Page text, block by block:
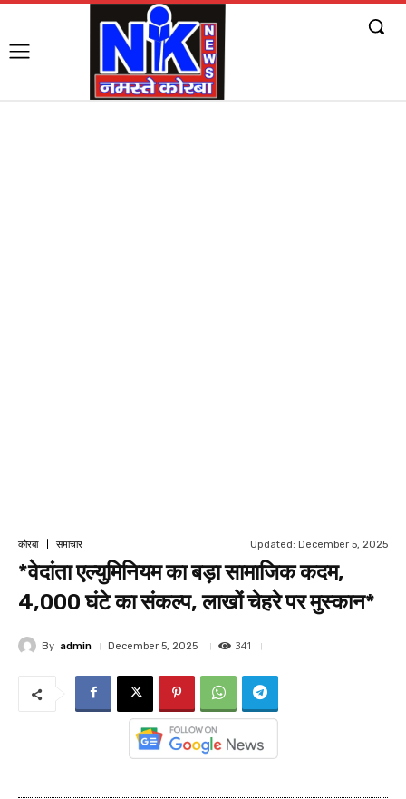
कोरबा समाचार Updated: December 5, 2025
*वेदांता एल्युमिनियम का बड़ा सामाजिक कदम,
4,000 घंटे का संकल्प, लाखों चेहरे पर मुस्कान*
By admin December 5, 2025 341